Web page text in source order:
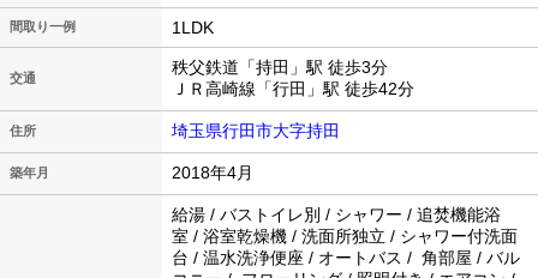
間取り一例 1LDK
交通
秩父鉄道「持田」駅 徒歩3分
ＪＲ高崎線「行田」駅 徒歩42分
住所 埼玉県行田市大字持田
築年月 2018年4月
給湯 / バストイレ別 / シャワー / 追焚機能浴
室 / 浴室乾燥機 / 洗面所独立 / シャワー付洗面
台 / 温水洗浄便座 / オートバス / 角部屋 / バル